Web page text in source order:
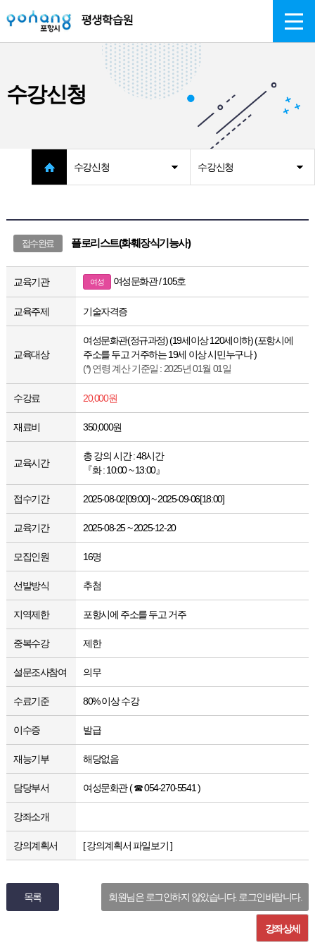
수강신청
수강신청 수강신청
접수완료 플로리스트(화훼장식기능사)
교육기관 여성 여성문화관 / 105호
교육주제 기술자격증
교육대상
여성문화관(정규과정) (19세이상 120세이하) (포항시에
주소를 두고 거주하는 19세 이상 시민누구나 )
(*) 연령 계산 기준일 : 2025년 01월 01일
수강료 20,000원
재료비 350,000원
교육시간
총 강의 시간 : 48시간
『화 : 10:00 ~ 13:00』
접수기간 2025-08-02[09:00] ~ 2025-09-06[18:00]
교육기간 2025-08-25 ~ 2025-12-20
모집인원 16명
선발방식 추첨
지역제한 포항시에 주소를 두고 거주
중복수강 제한
설문조사참여 의무
수료기준 80% 이상 수강
이수증 발급
재능기부 해당없음
담당부서 여성문화관 ( ☎ 054-270-5541 )
강좌소개
강의계획서 [ 강의계획서 파일보기 ]
목록 회원님은 로그인하지 않았습니다. 로그인바랍니다.
강좌상세